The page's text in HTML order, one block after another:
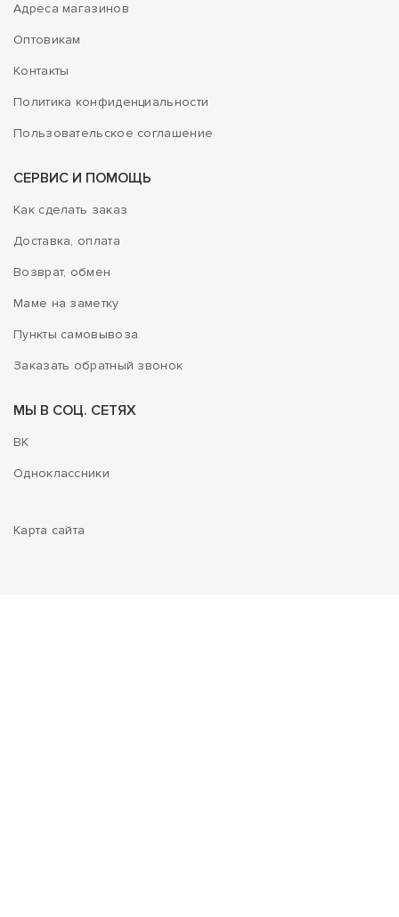
Адреса магазинов
Оптовикам
Контакты
Политика конфиденциальности
Пользовательское соглашение
СЕРВИС И ПОМОЩЬ
Как сделать заказ
Доставка, оплата
Возврат, обмен
Маме на заметку
Пункты самовывоза
Заказать обратный звонок
МЫ В СОЦ. СЕТЯХ
ВК
Одноклассники
Карта сайта